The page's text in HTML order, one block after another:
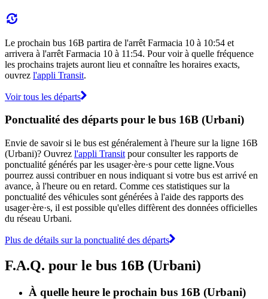
Le prochain bus 16B partira de l'arrêt Farmacia 10 à 10:54 et
arrivera à l'arrêt Farmacia 10 à 11:54. Pour voir à quelle fréquence
les prochains trajets auront lieu et connaître les horaires exacts,
ouvrez l'appli Transit.
Voir tous les départs
Ponctualité des départs pour le bus 16B (Urbani)
Envie de savoir si le bus est généralement à l'heure sur la ligne 16B
(Urbani)? Ouvrez l'appli Transit pour consulter les rapports de
ponctualité générés par les usager·ère·s pour cette ligne.Vous
pourrez aussi contribuer en nous indiquant si votre bus est arrivé en
avance, à l'heure ou en retard. Comme ces statistiques sur la
ponctualité des véhicules sont générées à l'aide des rapports des
usager·ère·s, il est possible qu'elles diffèrent des données officielles
du réseau Urbani.
Plus de détails sur la ponctualité des départs
F.A.Q. pour le bus 16B (Urbani)
À quelle heure le prochain bus 16B (Urbani)